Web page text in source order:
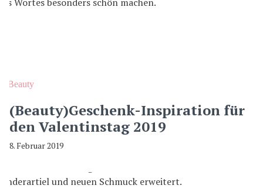
Beauty
(Beauty)Geschenk-Inspiration für
den Valentinstag 2019
8. Februar 2019